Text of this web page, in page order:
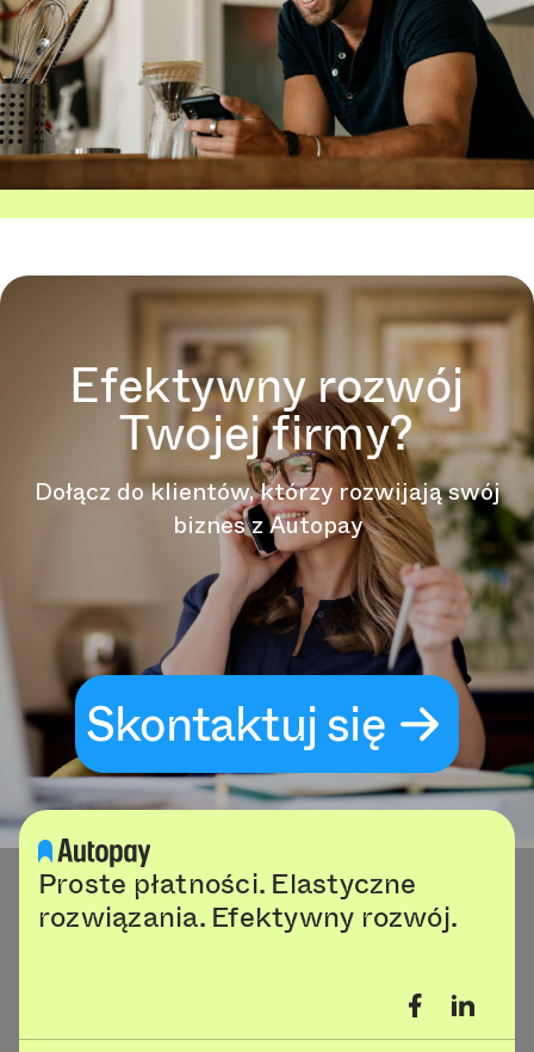
Efektywny rozwój
Twojej firmy?
Dołącz do klientów, którzy rozwijają swój
biznes z Autopay
Skontaktuj się
Proste płatności. Elastyczne
rozwiązania. Efektywny rozwój.